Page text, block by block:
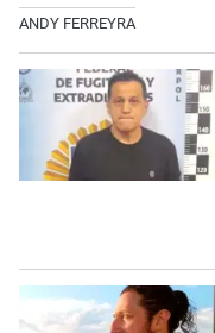
ANDY FERREYRA